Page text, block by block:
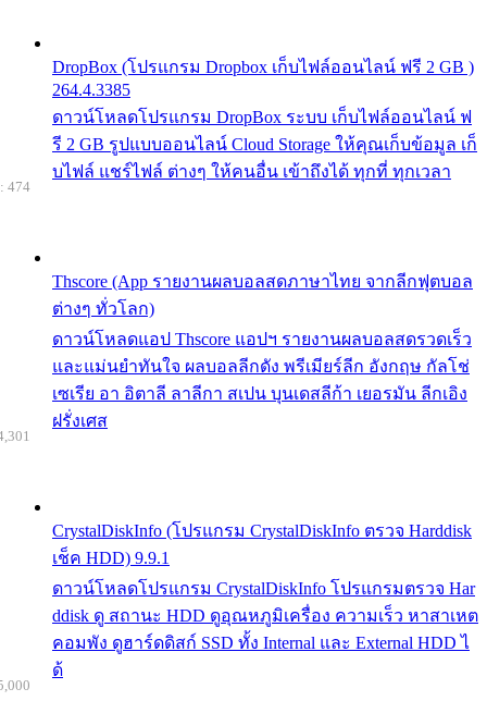
DropBox (โปรแกรม Dropbox เก็บไฟล์ออนไลน์ ฟรี 2 GB )
264.4.3385
ดาวน์โหลดโปรแกรม DropBox ระบบ เก็บไฟล์ออนไลน์ ฟ
รี 2 GB รูปแบบออนไลน์ Cloud Storage ให้คุณเก็บข้อมูล เก็
บไฟล์ แชร์ไฟล์ ต่างๆ ให้คนอื่น เข้าถึงได้ ทุกที่ ทุกเวลา
Thscore (App รายงานผลบอลสดภาษาไทย จากลีกฟุตบอล
ต่างๆ ทั่วโลก)
ดาวน์โหลดแอป Thscore แอปฯ รายงานผลบอลสดรวดเร็ว
และแม่นยำทันใจ ผลบอลลีกดัง พรีเมียร์ลีก อังกฤษ กัลโช่
เซเรีย อา อิตาลี ลาลีกา สเปน บุนเดสลีก้า เยอรมัน ลีกเอิง
ฝรั่งเศส
474
CrystalDiskInfo (โปรแกรม CrystalDiskInfo ตรวจ Harddisk
เช็ค HDD) 9.9.1
ดาวน์โหลดโปรแกรม CrystalDiskInfo โปรแกรมตรวจ Har
ddisk ดู สถานะ HDD ดูอุณหภูมิเครื่อง ความเร็ว หาสาเหต
คอมพัง ดูฮาร์ดดิสก์ SSD ทั้ง Internal และ External HDD ไ
ด้